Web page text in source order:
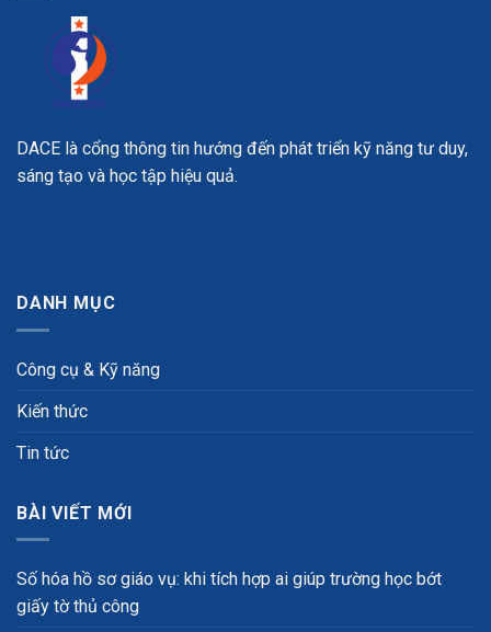
DACE là cổng thông tin hướng đến phát triển kỹ năng tư duy,
sáng tạo và học tập hiệu quả.
DANH MỤC
Công cụ & Kỹ năng
Kiến thức
Tin tức
BÀI VIẾT MỚI
Số hóa hồ sơ giáo vụ: khi tích hợp ai giúp trường học bớt
giấy tờ thủ công